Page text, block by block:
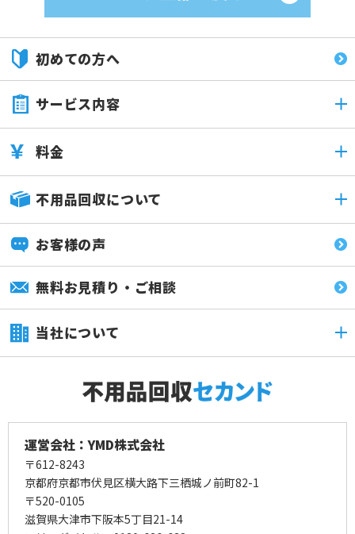
初めての方へ
サービス内容
料金
不用品回収について
お客様の声
無料お見積り・ご相談
当社について
運営会社：YMD株式会社
〒612-8243
京都府京都市伏見区横大路下三栖城ノ前町82-1
〒520-0105
滋賀県大津市下阪本5丁目21-14